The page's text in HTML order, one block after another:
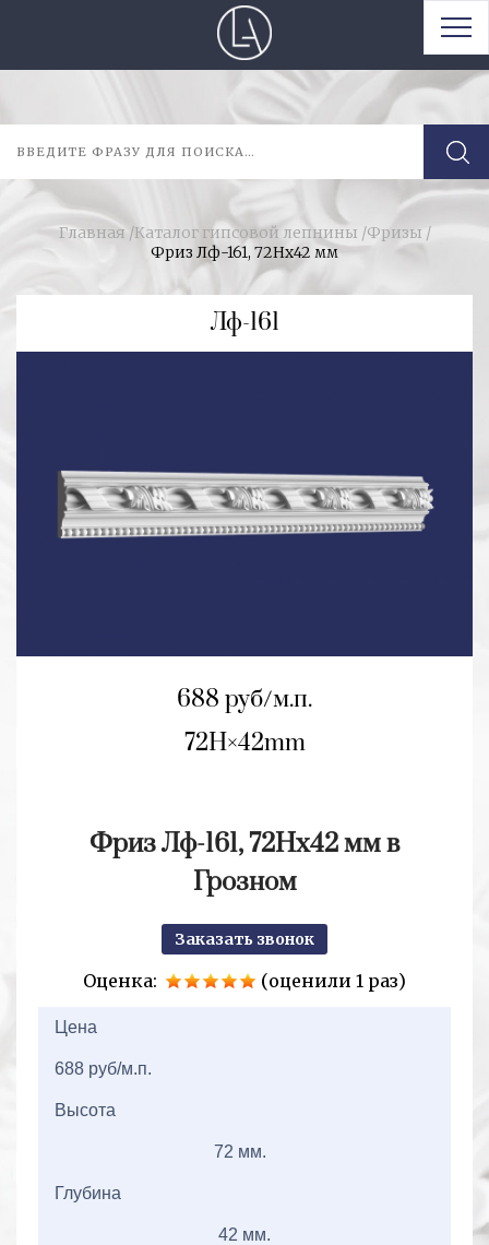
Главная /Каталог гипсовой лепнины /Фризы /
Фриз Лф-161, 72Нх42 мм
Лф-161
688 руб/м.п.
72H 42mm
Фриз Лф-161, 72Нх42 мм в
Грозном
Заказать звонок
Оценка:
(оценили 1 раз)
Цена
688 руб/м.п.
Высота
72 мм.
Глубина
42 мм.